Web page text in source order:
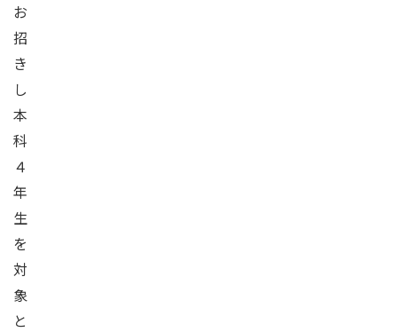
お
招
き
し
本
科
４
年
生
を
対
象
と